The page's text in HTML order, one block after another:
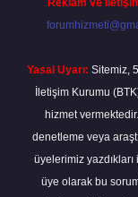
Reklam ve
Yasal Uyarı: Sitemiz,
İletişim Kurumu
hizmet
denetleme veya
üyelerimiz
üye olarak bu